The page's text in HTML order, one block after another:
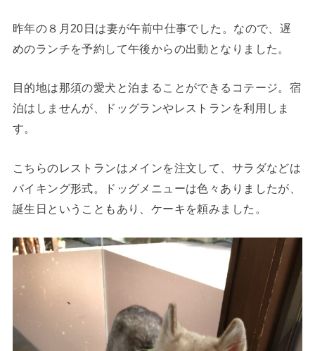
昨年の８月20日は妻が午前中仕事でした。なので、遅
めのランチを予約して午後からの出動となりました。
目的地は那須の愛犬と泊まることができるコテージ。宿
泊はしませんが、ドッグランやレストランを利用しま
す。
こちらのレストランはメインを注文して、サラダなどは
バイキング形式。ドッグメニューは色々ありましたが、
誕生日ということもあり、ケーキを頼みました。